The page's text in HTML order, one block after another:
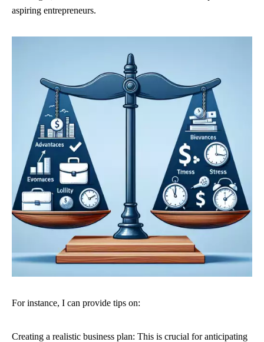
aspiring entrepreneurs.
For instance, I can provide tips on:
Creating a realistic business plan: This is crucial for anticipating